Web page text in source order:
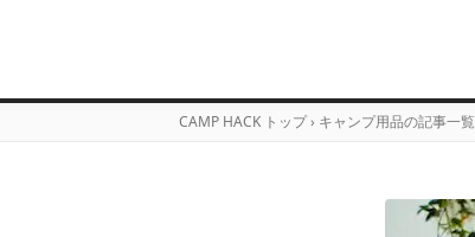
CAMP HACK トップ › キャンプ用品の記事一覧